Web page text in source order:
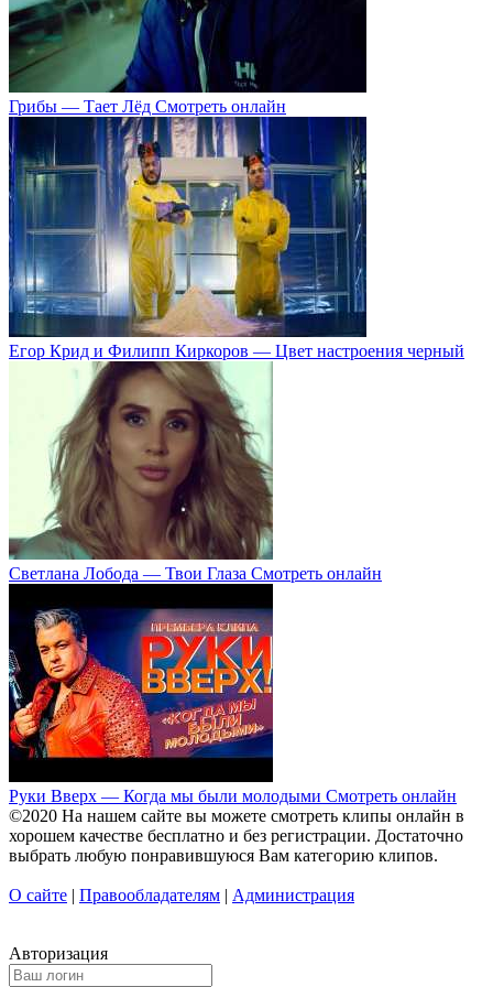
Грибы — Тает Лёд Смотреть онлайн
Егор Крид и Филипп Киркоров — Цвет настроения черный
Светлана Лобода — Твои Глаза Смотреть онлайн
Руки Вверх — Когда мы были молодыми Смотреть онлайн
©2020 На нашем сайте вы можете смотреть клипы онлайн в
хорошем качестве бесплатно и без регистрации. Достаточно
выбрать любую понравившуюся Вам категорию клипов.
О сайте | Правообладателям | Администрация
Авторизация